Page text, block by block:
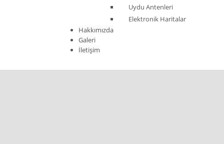
Uydu Antenleri
Elektronik Haritalar
Hakkımızda
Galeri
İletişim